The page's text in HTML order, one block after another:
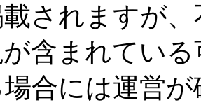
載されますが
含まれている
合には運営が